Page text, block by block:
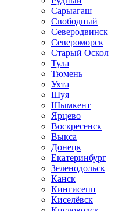
Сарыагаш
Свободный
Северодвинск
Североморск
Старый Оскол
Тула
Тюмень
Ухта
Шуя
Шымкент
Ярцево
Воскресенск
Выкса
Донецк
Екатеринбург
Зеленодольск
Канск
Кингисепп
Киселёвск